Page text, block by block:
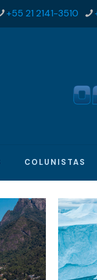
+55 21 2141-3510
COLUNISTAS